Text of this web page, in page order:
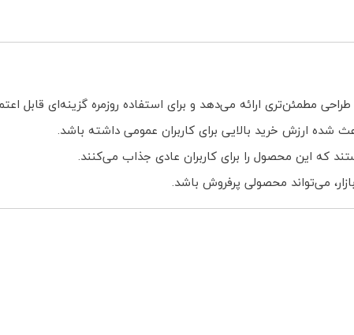
شده ارزش خرید بالایی برای کاربران عمومی داشته باشد.
که این محصول را برای کاربران عادی جذاب می‌کنند.
می‌تواند محصولی پرفروش باشد.